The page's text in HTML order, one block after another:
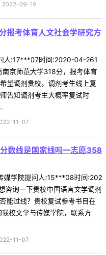
2022-09-19
报考体育人文社会学研究方
人:17***07时间:2020-04-261
京师范大学318分，报考体育
望调剂贵校，调剂考生线上复
告知调剂考生大概率复试时
11-07
数线是国家线吗一志愿358
媒学院提问人:15***08时间:202
询一下贵校中国语言文学调剂
能过线？贵校复试参考书目在
校文学与传媒学院，联系方
11-07